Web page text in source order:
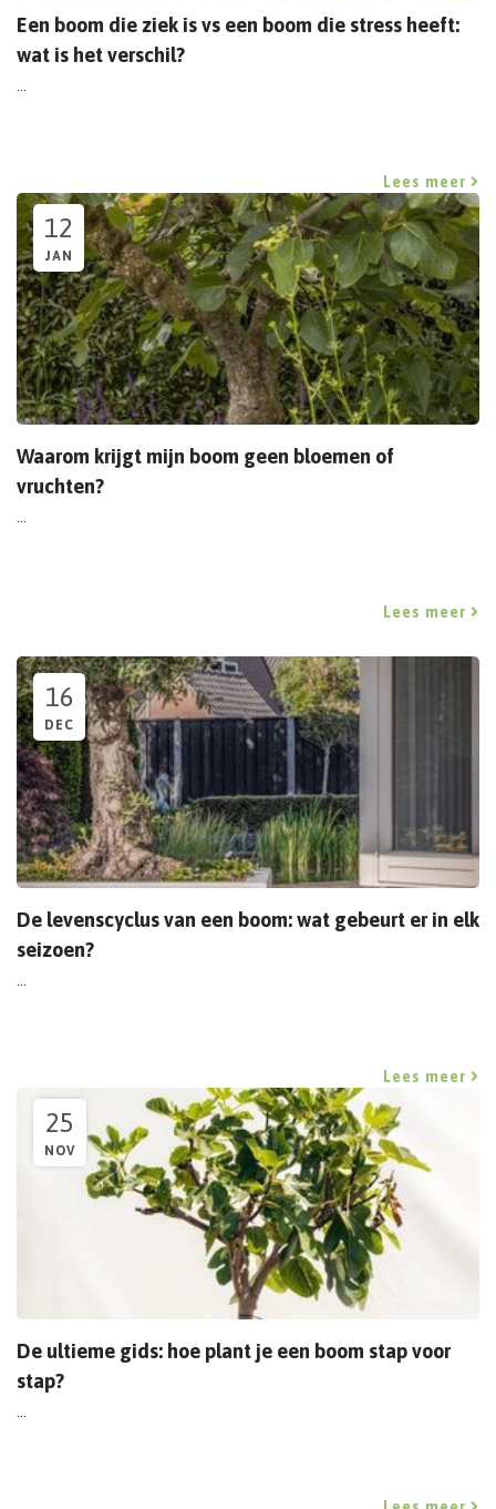
Een boom die ziek is vs een boom die stress heeft:
wat is het verschil?
Lees meer
12
JAN
Waarom krijgt mijn boom geen bloemen of
vruchten?
Lees meer
16
DEC
De levenscyclus van een boom: wat gebeurt er in elk
seizoen?
Lees meer
25
NOV
De ultieme gids: hoe plant je een boom stap voor
stap?